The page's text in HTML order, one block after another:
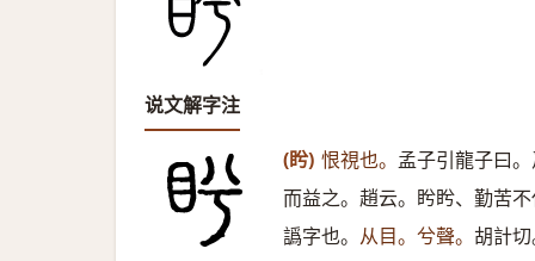
说文解字注
(盻) 恨視也。 孟子引龍子曰
而益之。趙云。盻盻、勤苦
譌字也。 从目。兮聲。 胡計